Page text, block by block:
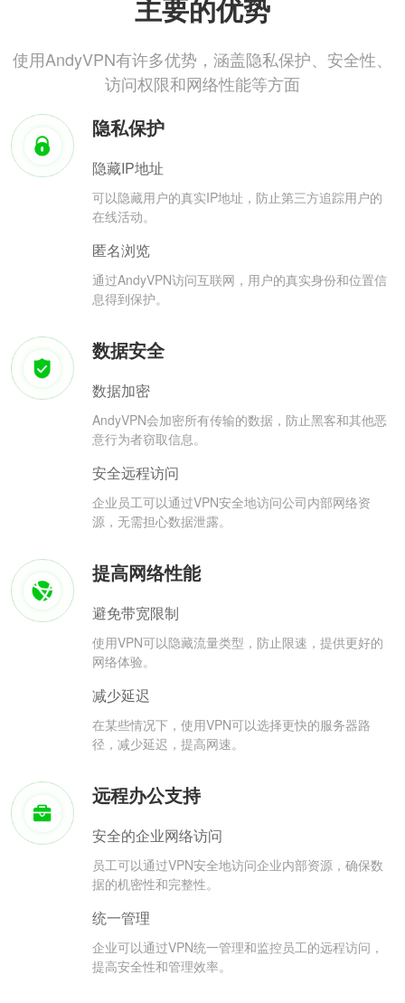
主要的优势
使用AndyVPN有许多优势，涵盖隐私保护、安全性、
访问权限和网络性能等方面
隐私保护
隐藏IP地址
可以隐藏用户的真实IP地址，防止第三方追踪用户的
在线活动。
匿名浏览
通过AndyVPN访问互联网，用户的真实身份和位置信
息得到保护。
数据安全
数据加密
AndyVPN会加密所有传输的数据，防止黑客和其他恶
意行为者窃取信息。
安全远程访问
企业员工可以通过VPN安全地访问公司内部网络资
源，无需担心数据泄露。
提高网络性能
避免带宽限制
使用VPN可以隐藏流量类型，防止限速，提供更好的
网络体验。
减少延迟
在某些情况下，使用VPN可以选择更快的服务器路
径，减少延迟，提高网速。
远程办公支持
安全的企业网络访问
员工可以通过VPN安全地访问企业内部资源，确保数
据的机密性和完整性。
统一管理
企业可以通过VPN统一管理和监控员工的远程访问，
提高安全性和管理效率。